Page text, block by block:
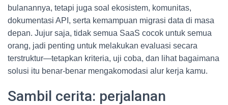
bulanannya, tetapi juga soal ekosistem, komunitas,
dokumentasi API, serta kemampuan migrasi data di masa
depan. Jujur saja, tidak semua SaaS cocok untuk semua
orang, jadi penting untuk melakukan evaluasi secara
terstruktur—tetapkan kriteria, uji coba, dan lihat bagaimana
solusi itu benar-benar mengakomodasi alur kerja kamu.
Sambil cerita: perjalanan